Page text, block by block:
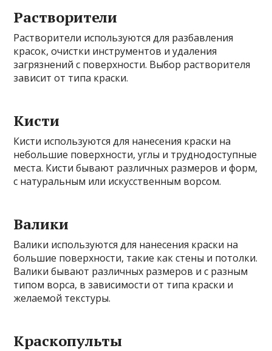
Растворители
Растворители используются для разбавления
красок, очистки инструментов и удаления
загрязнений с поверхности. Выбор растворителя
зависит от типа краски.
Кисти
Кисти используются для нанесения краски на
небольшие поверхности, углы и труднодоступные
места. Кисти бывают различных размеров и форм,
с натуральным или искусственным ворсом.
Валики
Валики используются для нанесения краски на
большие поверхности, такие как стены и потолки.
Валики бывают различных размеров и с разным
типом ворса, в зависимости от типа краски и
желаемой текстуры.
Краскопульты